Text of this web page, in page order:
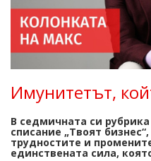
Имунитетът,
В седмичната си
списание „Твоят
трудностите и
единствената сила,